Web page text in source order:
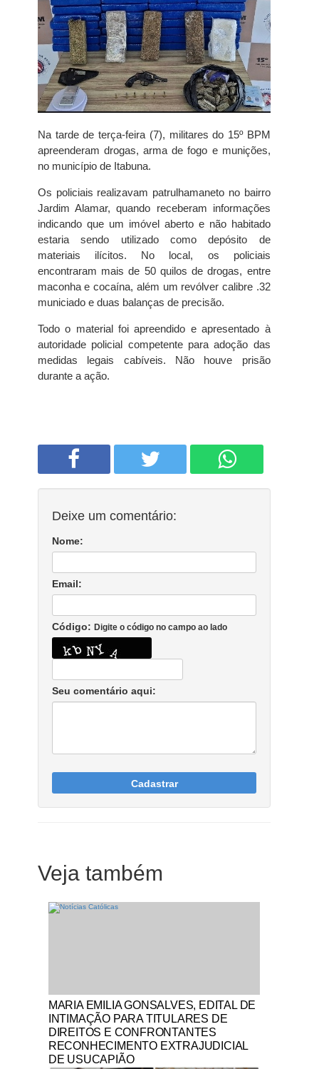
Na tarde de terça-feira (7), militares do 15º BPM
apreenderam drogas, arma de fogo e munições,
no município de Itabuna.
Os policiais realizavam patrulhamaneto no bairro
Jardim Alamar, quando receberam informações
indicando que um imóvel aberto e não habitado
estaria sendo utilizado como depósito de
materiais ilícitos. No local, os policiais
encontraram mais de 50 quilos de drogas, entre
maconha e cocaína, além um revólver calibre .32
municiado e duas balanças de precisão.
Todo o material foi apreendido e apresentado à
autoridade policial competente para adoção das
medidas legais cabíveis. Não houve prisão
durante a ação.
Deixe um comentário:
Nome:
Email:
Código: Digite o código no campo ao lado
Seu comentário aqui:
Cadastrar
Veja também
Notícias Católicas
MARIA EMILIA GONSALVES, EDITAL DE
INTIMAÇÃO PARA TITULARES DE
DIREITOS E CONFRONTANTES
RECONHECIMENTO EXTRAJUDICIAL
DE USUCAPIÃO